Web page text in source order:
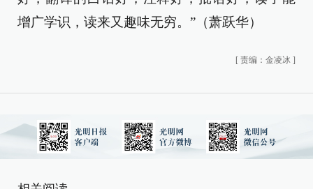
增广学识，读来又趣味无穷。”（萧跃华）
[ 责编：金凌冰 ]